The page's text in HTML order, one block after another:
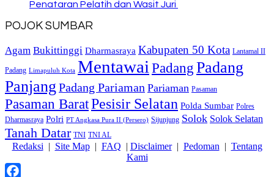
Penataran Pelatih dan Wasit Juri
POJOK SUMBAR
Agam Bukittinggi Dharmasraya Kabupaten 50 Kota Lantamal II
Padang Limapuluh Kota Mentawai PadangPadang
Panjang Padang Pariaman Pariaman Pasaman
Pasaman BaratPesisir Selatan Polda Sumbar Polres
Dharmasraya Polri PT Angkasa Pura II (Persero) Sijunjung Solok Solok Selatan
Tanah Datar TNI TNI AL
Redaksi | Site Map| FAQ | Disclaimer| Pedoman | Tentang
Kami